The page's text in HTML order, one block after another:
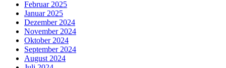
Februar 2025
Januar 2025
Dezember 2024
November 2024
Oktober 2024
September 2024
August 2024